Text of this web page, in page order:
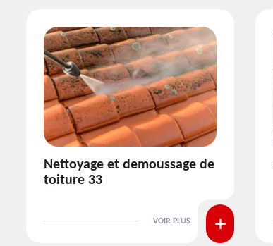
Etanchéité toiture 33
VOIR PLUS